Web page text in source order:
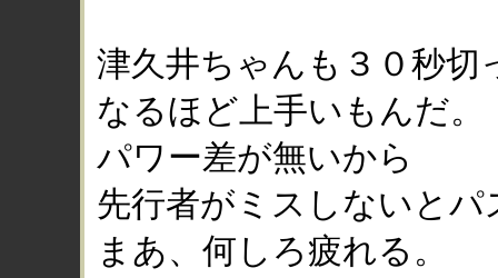
津久井ちゃんも３０秒切
なるほど上手いもんだ。
パワー差が無いから
先行者がミスしないとパ
まあ、何しろ疲れる。